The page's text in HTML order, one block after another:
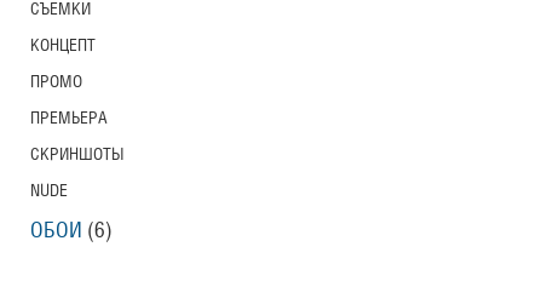
СЪЕМКИ
КОНЦЕПТ
ПРОМО
ПРЕМЬЕРА
СКРИНШОТЫ
NUDE
ОБОИ (6)